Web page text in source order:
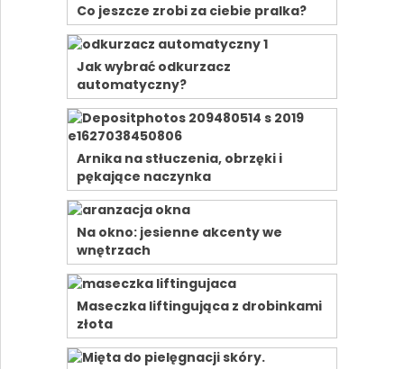
Co jeszcze zrobi za ciebie pralka?
Jak wybrać odkurzacz
automatyczny?
Arnika na stłuczenia, obrzęki i
pękające naczynka
Na okno: jesienne akcenty we
wnętrzach
Maseczka liftingująca z drobinkami
złota